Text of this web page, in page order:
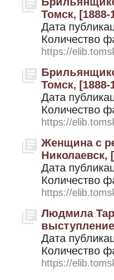
Томск, [1888-
Дата
Количество
https://
Томск, [1888-
Дата
Количество
https://
Женщина с
Николаевск,
Дата
Количество
https://
Людмила
Дата
Количество
https://